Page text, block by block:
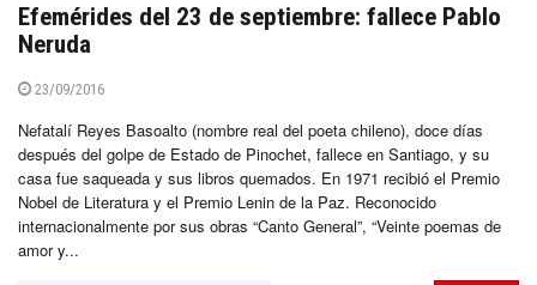
Efemérides del 23 de septiembre: fallece Pablo
Neruda
23/09/2016
Nefatalí Reyes Basoalto (nombre real del poeta chileno), doce días
después del golpe de Estado de Pinochet, fallece en Santiago, y su
casa fue saqueada y sus libros quemados. En 1971 recibió el Premio
Nobel de Literatura y el Premio Lenin de la Paz. Reconocido
internacionalmente por sus obras “Canto General”, “Veinte poemas de
amor y...